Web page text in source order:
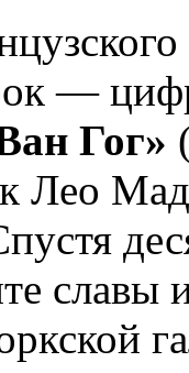
—
Гог»
Лео
славы